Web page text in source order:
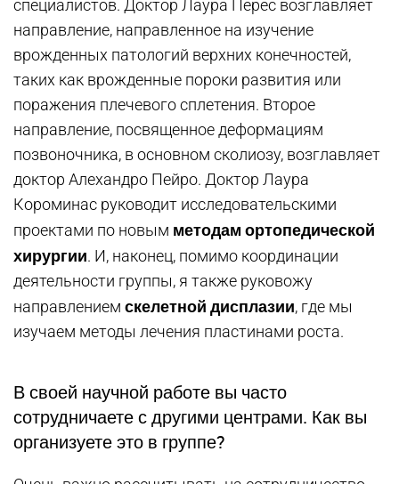
специалистов. Доктор Лаура Перес возглавляет
направление, направленное на изучение
врожденных патологий верхних конечностей,
таких как врожденные пороки развития или
поражения плечевого сплетения. Второе
направление, посвященное деформациям
позвоночника, в основном сколиозу, возглавляет
доктор Алехандро Пейро. Доктор Лаура
Короминас руководит исследовательскими
проектами по новым методам ортопедической
хирургии. И, наконец, помимо координации
деятельности группы, я также руковожу
направлением скелетной дисплазии, где мы
изучаем методы лечения пластинами роста.
В своей научной работе вы часто
сотрудничаете с другими центрами. Как вы
организуете это в группе?